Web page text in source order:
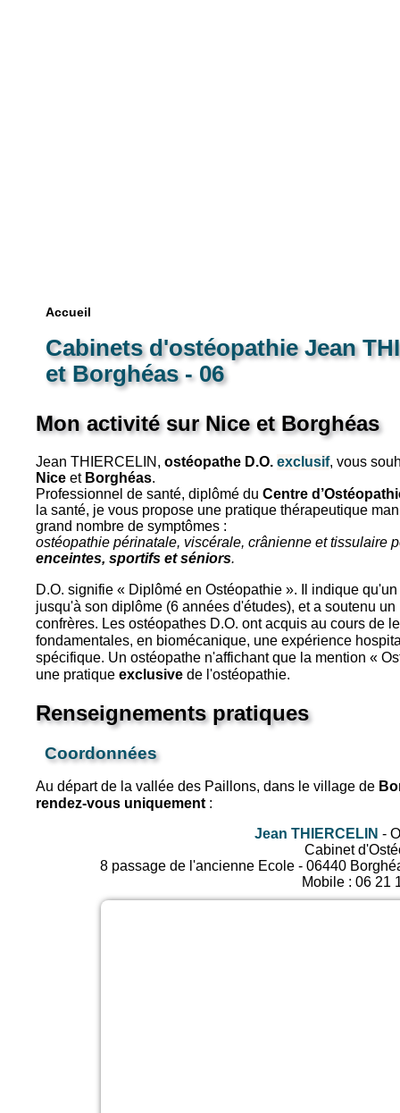
Accueil
Cabinets d'ostéopathie Jean
et Borghéas - 06
Mon activité sur Nice et Borghéas
Jean THIERCELIN, ostéopathe D.O. exclusif, vous
Nice et Borghéas.
Professionnel de santé, diplômé du Centre
la santé, je vous propose une pratique thérapeutique
grand nombre de symptômes :
ostéopathie périnatale, viscérale, crânienne et tissulaire
enceintes, sportifs et séniors.
D.O. signifie « Diplômé en Ostéopathie ». Il indique
jusqu'à son diplôme (6 années d'études), et a soutenu
confrères. Les ostéopathes D.O. ont acquis au cours de
fondamentales, en biomécanique, une expérience
spécifique. Un ostéopathe n'affichant que la mention «
une pratique exclusive de l'ostéopathie.
Renseignements pratiques
Coordonnées
Au départ de la vallée des Paillons, dans le village de
rendez-vous uniquement :
Jean THIERCELIN -
Cabinet
8 passage de l'ancienne Ecole- 06440
Mobile : 06 21